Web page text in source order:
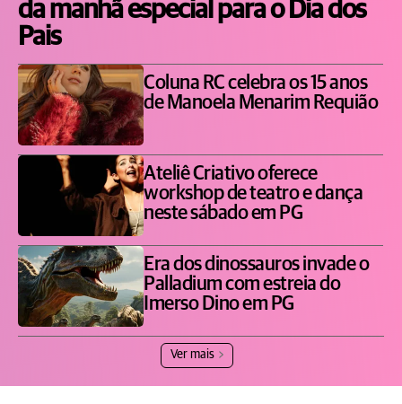
da manhã especial para o Dia dos
Pais
Coluna RC celebra os 15 anos
de Manoela Menarim Requião
Ateliê Criativo oferece
workshop de teatro e dança
neste sábado em PG
Era dos dinossauros invade o
Palladium com estreia do
Imerso Dino em PG
Ver mais